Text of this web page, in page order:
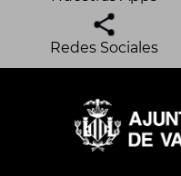
Redes Sociales